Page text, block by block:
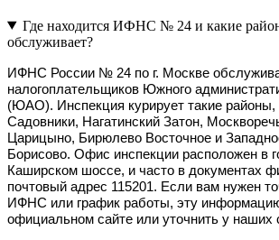
Где находится ИФНС № 24 и какие
обслуживает?
ИФНС России № 24 по г. Москве
налогоплательщиков Южного
(ЮАО). Инспекция курирует такие районы,
Садовники, Нагатинский Затон,
Царицыно, Бирюлево Восточное и
Борисово. Офис инспекции расположен в
Каширском шоссе, и часто в документах
почтовый адрес 115201. Если вам нужен
ИФНС или график работы, эту
официальном сайте или уточнить у наших